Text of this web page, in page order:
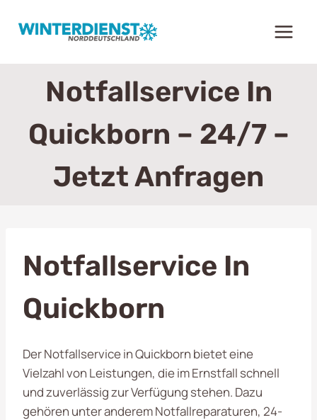
Inhalt
Notfallservice In
Quickborn – 24/7 –
Jetzt Anfragen
Notfallservice In
Quickborn
Der Notfallservice in Quickborn bietet eine
Vielzahl von Leistungen, die im Ernstfall schnell
und zuverlässig zur Verfügung stehen. Dazu
gehören unter anderem Notfallreparaturen, 24-